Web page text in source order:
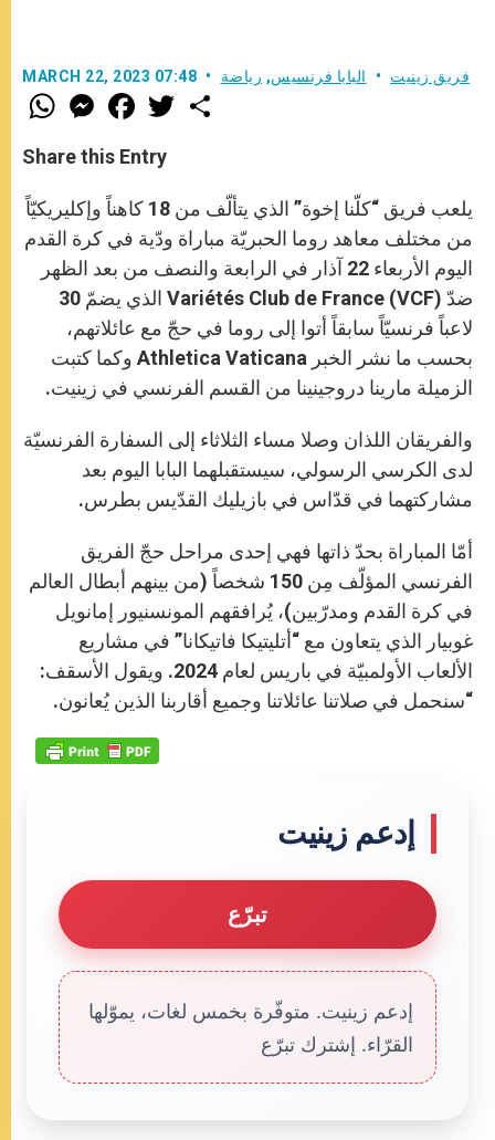
MARCH 22, 2023 07:48 فريق زينيت البابا فرنسيس, رياضة
W
h
t
s
p
M
e
s
e
g
e
r
F
a
e
b
o
k
w
r
Share this Entry
يلعب فريق “كلّنا إخوة” الذي يتألّف من 18 كاهناً وإكليريكيّاً
من مختلف معاهد روما الحبريّة مباراة ودّية في كرة القدم
اليوم الأربعاء 22 آذار في الرابعة والنصف من بعد الظهر
ضدّ Variétés Club de France (VCF) الذي يضمّ 30
لاعباً فرنسيّاً سابقاً أتوا إلى روما في حجّ مع عائلاتهم،
بحسب ما نشر الخبر Athletica Vaticana وكما كتبت
الزميلة مارينا دروجينينا من القسم الفرنسي في زينيت.
والفريقان اللذان وصلا مساء الثلاثاء إلى السفارة الفرنسيّة
لدى الكرسي الرسولي، سيستقبلهما البابا اليوم بعد
مشاركتهما في قدّاس في بازيليك القدّيس بطرس.
أمّا المباراة بحدّ ذاتها فهي إحدى مراحل حجّ الفريق
الفرنسي المؤلّف مِن 150 شخصاً (من بينهم أبطال العالم
في كرة القدم ومدرّبين)، يُرافقهم المونسنيور إمانويل
غوبيار الذي يتعاون مع “أتليتيكا فاتيكانا” في مشاريع
الألعاب الأولمبيّة في باريس لعام 2024. ويقول الأسقف:
“سنحمل في صلاتنا عائلاتنا وجميع أقاربنا الذين يُعانون.
إدعم زينيت
تبرّع
إدعم زينيت. متوفّرة بخمس لغات، يموّلها
القرّاء. إشترك تبرّع